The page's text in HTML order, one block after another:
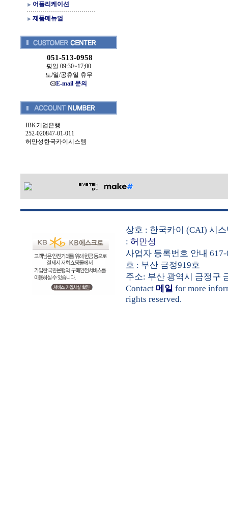
어플리케이션
제품메뉴얼
051-513-0958
평일 09:30~17;00
토/일/공휴일 휴무
E-mail 문의
IBK기업은행
252-020847-01-011
허만성한국카이시스템
상호 : 한국카이 (CAI) 시
: 허만성
사업자 등록번호 안내
호 : 부산 금정919호
주소: 부산 광역시 금정구
Contact 메일 for more
rights reserved.